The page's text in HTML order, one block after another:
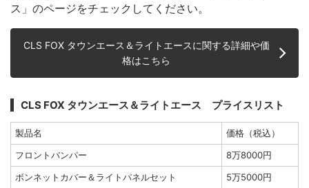
ス」のページをチェックしてください。
CLS FOX タウンエース＆ライトエースに関する詳細や価
格はこちら
CLS FOX タウンエース＆ライトエース プライスリスト
製品名
価格（税込）
フロントバンパー
8万8000円
ボンネットカバー＆ライトパネルセット
5万5000円